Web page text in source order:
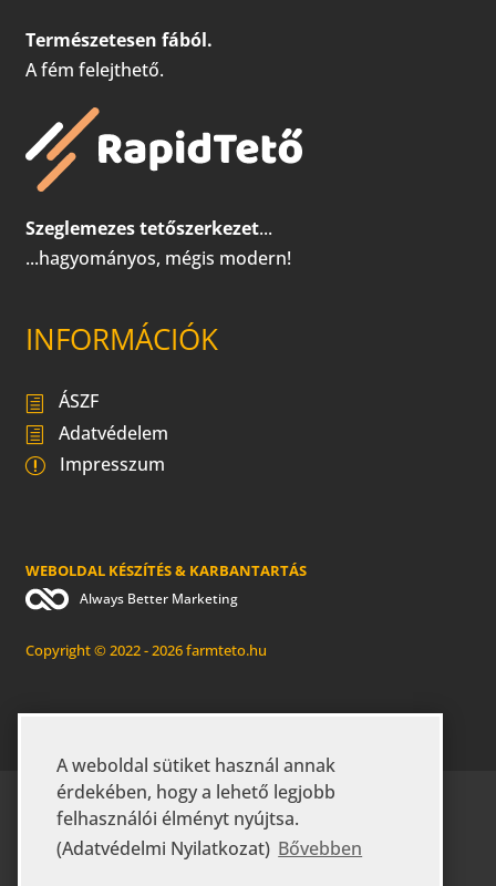
A weboldal sütiket használ annak
érdekében, hogy a lehető legjobb
felhasználói élményt nyújtsa.
(Adatvédelmi Nyilatkozat) Bővebben
Természetesen fából.
A fém felejthető.
Szeglemezes tetőszerkezet...
...hagyományos, mégis modern!
INFORMÁCIÓK
ÁSZF
Adatvédelem
Impresszum
WEBOLDAL KÉSZÍTÉS & KARBANTARTÁS
Always Better Marketing
Copyright © 2022 - 2026 farmteto.hu
KEZDŐLAP RÓLUNK
GYIK
MEZŐGAZDASÁGI ÉPÜLETEK
IPARI ÉPÜLETEK
KAPCSOLAT